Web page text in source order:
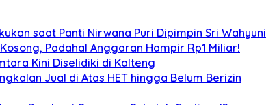
saat Panti Nirwana Puri Dipimpin Sri Wahyuni
Padahal Anggaran Hampir Rp1 Miliar!
Kini Diselidiki di Kalteng
Jual di Atas HET hingga Belum Berizin